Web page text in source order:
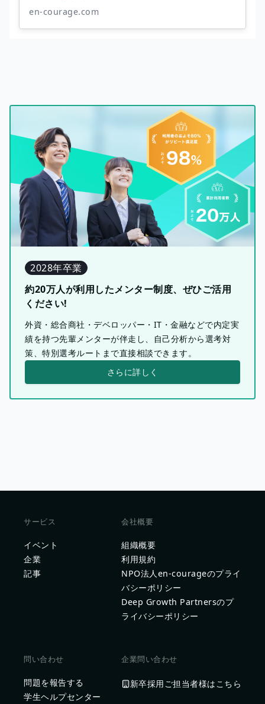
en-courage.com
2028年卒業
約20万人が利用したメンター制度、ぜひご活用
ください!
外資・総合商社・デベロッパー・IT・金融などで内定実
績を持つ先輩メンターが伴走し、自己分析から選考対
策、特別選考ルートまで直接相談できます。
さらに詳しく
サービス
イベント
企業
記事
会社概要
組織概要
利用規約
NPO法人en-courageのプライ
バシーポリシー
Deep Growth Partnersのプ
ライバシーポリシー
問い合わせ
問題を報告する
学生ヘルプセンター
企業問い合わせ
新卒採用ご担当者様はこちら